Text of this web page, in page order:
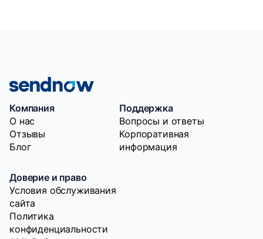
Компания
O нас
Отзывы
Блог
Поддержка
Вопросы и ответы
Корпоративная
информация
Доверие и право
Условия обслуживания
сайта
Политика
конфиденциальности